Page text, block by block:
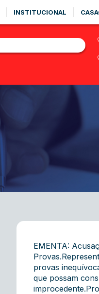
INSTITUCIONAL
EMENTA:
provas
que possam